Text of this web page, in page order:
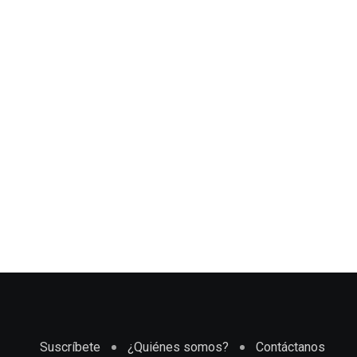
Suscríbete ¿Quiénes somos? Contáctanos